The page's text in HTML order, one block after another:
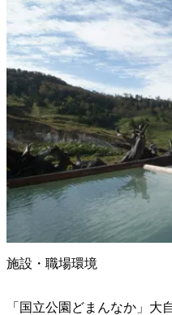
施設・職場環境
「国立公園どまんなか」大